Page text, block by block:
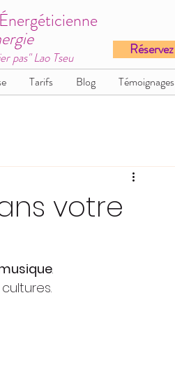
pas" Lao Tseu Réservez
Tarifs Blog Témoignages
votre
.